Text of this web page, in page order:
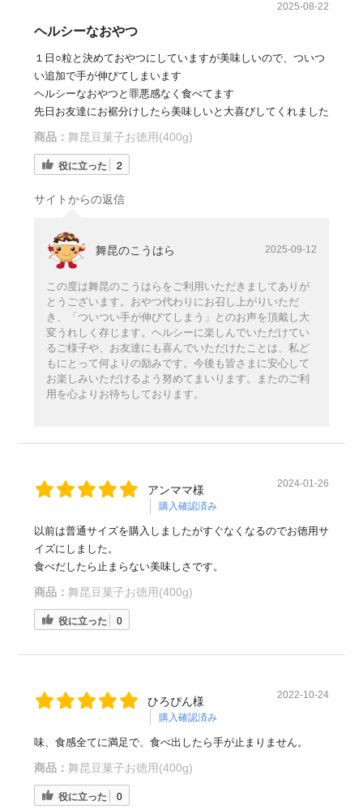
2025-08-22
ヘルシーなおやつ
１日○粒と決めておやつにしていますが美味しいので、ついつ
い追加で手が伸びてしまいます
ヘルシーなおやつと罪悪感なく食べてます
先日お友達にお裾分けしたら美味しいと大喜びしてくれました
商品： 舞昆豆菓子お徳用(400g)
役に立った 2
サイトからの返信
舞昆のこうはら 2025-09-12
この度は舞昆のこうはらをご利用いただきましてありが
とうございます。おやつ代わりにお召し上がりいただ
き、「ついつい手が伸びてしまう」とのお声を頂戴し大
変うれしく存じます。ヘルシーに楽しんでいただけてい
るご様子や、お友達にも喜んでいただけたことは、私ど
もにとって何よりの励みです。今後も皆さまに安心して
お楽しみいただけるよう努めてまいります。またのご利
用を心よりお待ちしております。
アンママ様
購入確認済み
2024-01-26
以前は普通サイズを購入しましたがすぐなくなるのでお徳用サ
イズにしました。
食べだしたら止まらない美味しさです。
商品： 舞昆豆菓子お徳用(400g)
役に立った 0
ひろぴん様
購入確認済み
2022-10-24
味、食感全てに満足で、食べ出したら手が止まりません。
商品： 舞昆豆菓子お徳用(400g)
役に立った 0